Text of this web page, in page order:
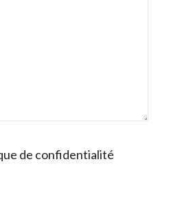
de confidentialité